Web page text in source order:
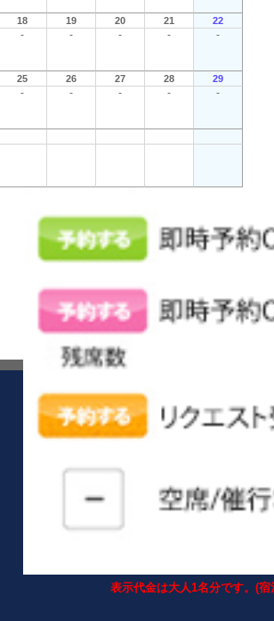
18 19 20 21 22
- - - - -
25 26 27 28 29
- - - - -
表示代金は大人1名分です。(